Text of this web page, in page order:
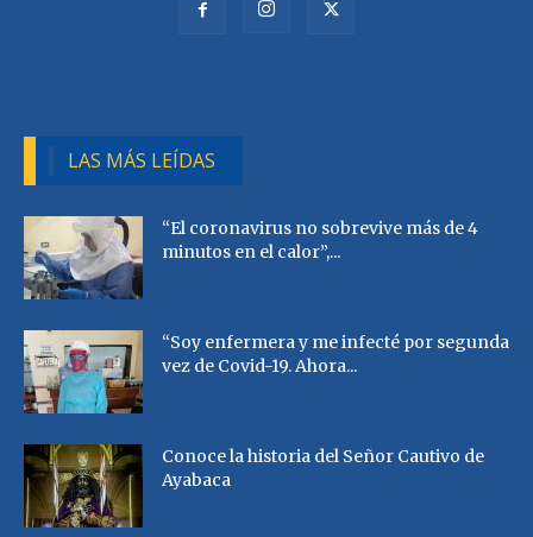
LAS MÁS LEÍDAS
“El coronavirus no sobrevive más de 4
minutos en el calor”,...
“Soy enfermera y me infecté por segunda
vez de Covid-19. Ahora...
Conoce la historia del Señor Cautivo de
Ayabaca